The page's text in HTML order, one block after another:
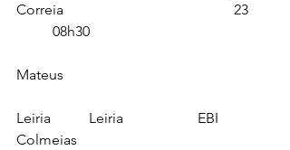
Correia 					23
	08h30
Mateus
Leiria		Leiria			EBI
Colmeias